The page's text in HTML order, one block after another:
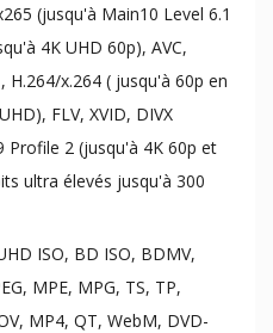
(jusqu'à Main10 Level 6.1
4K UHD 60p), AVC,
H.264/x.264 ( jusqu'à 60p en
FLV, XVID, DIVX
Profile 2 (jusqu'à 4K 60p et
ultra élevés jusqu'à 300
ISO, BD ISO, BDMV,
MPE, MPG, TS, TP,
MP4, QT, WebM, DVD-